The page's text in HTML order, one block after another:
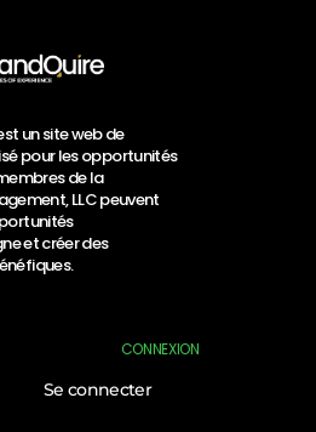
un site web de
pour les opportunités
de la
LLC peuvent
et créer des
CONNEXION
Se connecter